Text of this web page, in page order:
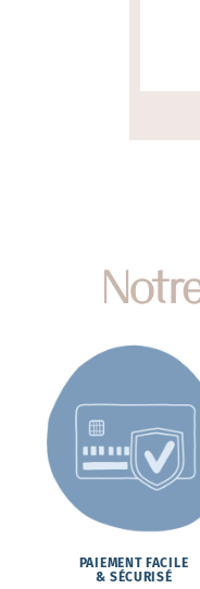
PAIEMENT FACILE
& SÉCURISÉ